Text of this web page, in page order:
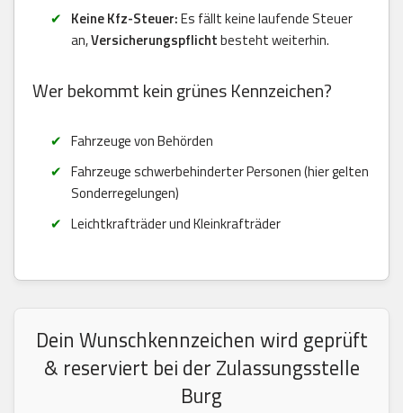
Keine Kfz-Steuer:Es fällt keine laufende Steuer
an,Versicherungspflichtbesteht weiterhin.
Wer bekommt kein grünes Kennzeichen?
Fahrzeuge von Behörden
Fahrzeuge schwerbehinderter Personen (hier gelten
Sonderregelungen)
Leichtkrafträder und Kleinkrafträder
Dein Wunschkennzeichen wird geprüft
& reserviert bei der Zulassungsstelle
Burg